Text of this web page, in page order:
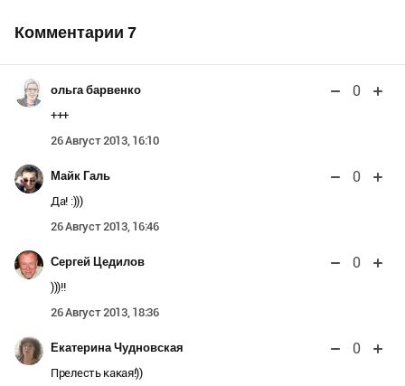
Комментарии 7
ольга барвенко 0
+++
26 Август 2013, 16:10
Майк Галь 0
Да! :)))
26 Август 2013, 16:46
Сергей Цедилов 0
)))!!
26 Август 2013, 18:36
Екатерина Чудновская 0
Прелесть какая!))